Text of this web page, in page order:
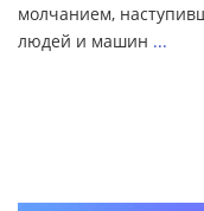
молчанием,
людей и машин ...